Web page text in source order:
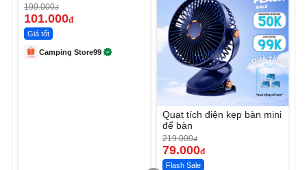
199.000đ
101.000đ
Giá tốt
Camping Store99
Quạt tích điện kẹp bàn mini
để bàn
219.000đ
79.000đ
Flash Sale